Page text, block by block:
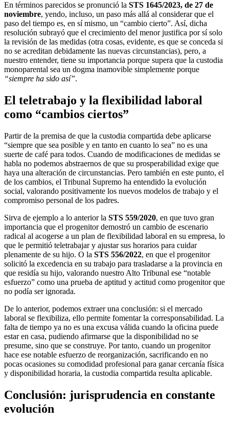
En términos parecidos se pronunció la STS 1645/2023, de 27 de
noviembre, yendo, incluso, un paso más allá al considerar que el
paso del tiempo es, en sí mismo, un “cambio cierto”. Así, dicha
resolución subrayó que el crecimiento del menor justifica por sí solo
la revisión de las medidas (otra cosas, evidente, es que se conceda si
no se acreditan debidamente las nuevas circunstancias), pero, a
nuestro entender, tiene su importancia porque supera que la custodia
monoparental sea un dogma inamovible simplemente porque
“siempre ha sido así”.
El teletrabajo y la flexibilidad laboral
como “cambios ciertos”
Partir de la premisa de que la custodia compartida debe aplicarse
“siempre que sea posible y en tanto en cuanto lo sea” no es una
suerte de café para todos. Cuando de modificaciones de medidas se
habla no podemos abstraernos de que su prosperabilidad exige que
haya una alteración de circunstancias. Pero también en este punto, el
de los cambios, el Tribunal Supremo ha entendido la evolución
social, valorando positivamente los nuevos modelos de trabajo y el
compromiso personal de los padres.
Sirva de ejemplo a lo anterior la STS 559/2020, en que tuvo gran
importancia que el progenitor demostró un cambio de escenario
radical al acogerse a un plan de flexibilidad laboral en su empresa, lo
que le permitió teletrabajar y ajustar sus horarios para cuidar
plenamente de su hijo. O la STS 556/2022, en que el progenitor
solicitó la excedencia en su trabajo para trasladarse a la provincia en
que residía su hijo, valorando nuestro Alto Tribunal ese “notable
esfuerzo” como una prueba de aptitud y actitud como progenitor que
no podía ser ignorada.
De lo anterior, podemos extraer una conclusión: si el mercado
laboral se flexibiliza, ello permite fomentar la corresponsabilidad. La
falta de tiempo ya no es una excusa válida cuando la oficina puede
estar en casa, pudiendo afirmarse que la disponibilidad no se
presume, sino que se construye. Por tanto, cuando un progenitor
hace ese notable esfuerzo de reorganización, sacrificando en no
pocas ocasiones su comodidad profesional para ganar cercanía física
y disponibilidad horaria, la custodia compartida resulta aplicable.
Conclusión: jurisprudencia en constante
evolución